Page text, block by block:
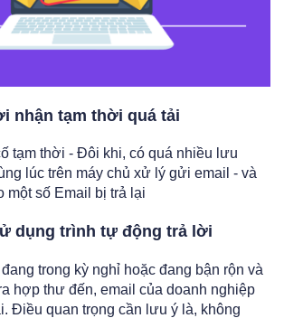
nhận tạm thời quá tải
tạm thời - Đôi khi, có quá nhiều lưu
lúc trên máy chủ xử lý gửi email - và
một số Email bị trả lại
dụng trình tự động trả lời
trong kỳ nghỉ hoặc đang bận rộn và
hợp thư đến, email của doanh nghiệp
Điều quan trọng cần lưu ý là, không